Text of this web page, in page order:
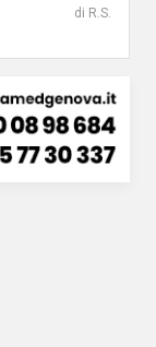
di R.S.